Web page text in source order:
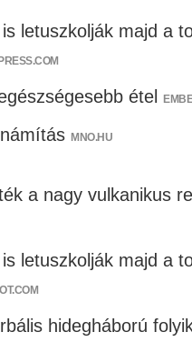
letuszkolják majd a
étel
MNO.HU
a nagy vulkanikus
letuszkolják majd a
hidegháború